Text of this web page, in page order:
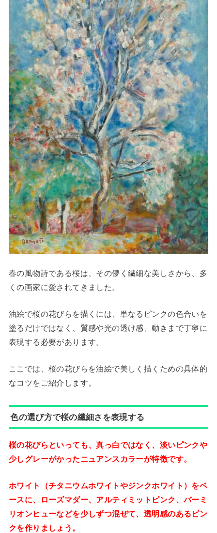
春の風物詩である桜は、その儚く繊細な美しさから、多
くの画家に愛されてきました。
油絵で桜の花びらを描くには、単なるピンクの色合いを
塗るだけではなく、質感や光の透け感、動きまで丁寧に
表現する必要があります。
ここでは、桜の花びらを油絵で美しく描くための具体的
なコツをご紹介します。
色の選び方で桜の繊細さを表現する
桜の花びらといっても、真っ白ではなく、淡いピンクや
少しグレーがかったニュアンスカラーが特徴です。
ホワイト（チタニウムホワイトやジンクホワイト）をベ
ースに、ローズマダー、アルティミットピンク、バーミ
リオンヒューなどを少しずつ混ぜて、透明感のあるピン
クを作りましょう。